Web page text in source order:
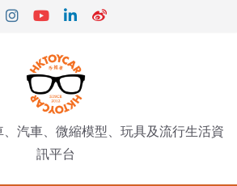
汽車、微縮模型、玩具及流行生活資
訊平台